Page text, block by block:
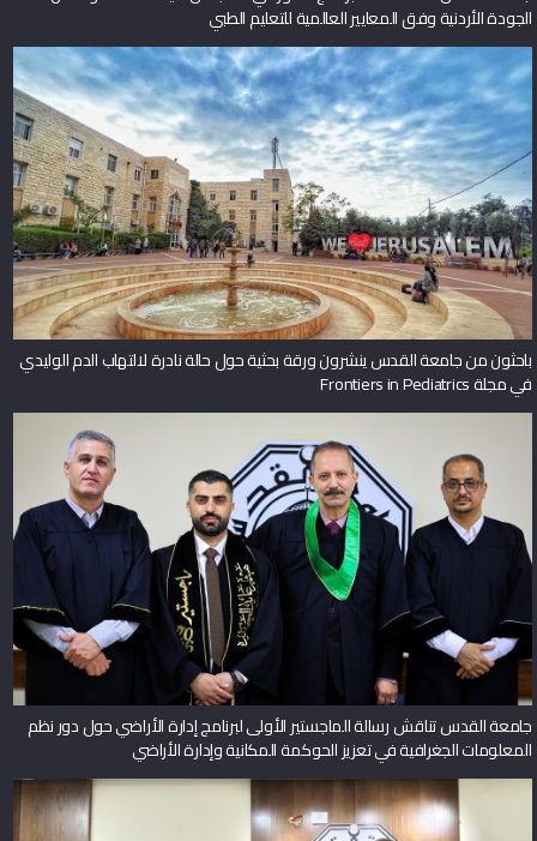
الجودة الأردنية وفق المعايير العالمية للتعليم الطبي
باحثون من جامعة القدس ينشرون ورقة بحثية حول حالة نادرة لالتهاب الدم الوليدي
في مجلة Frontiers in Pediatrics
جامعة القدس تناقش رسالة الماجستير الأولى لبرنامج إدارة الأراضي حول دور نظم
المعلومات الجغرافية في تعزيز الحوكمة المكانية وإدارة الأراضي